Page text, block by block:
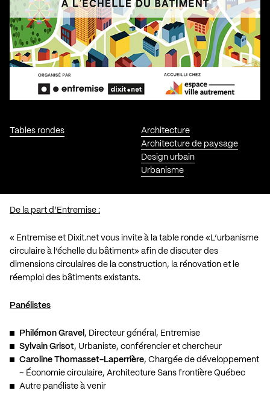
Tables rondes
Architecture
Architecture de paysage
Design urbain
Urbanisme
De la part d’Entremise :
« Entremise et Dixit.net vous invite à la table ronde «L’urbanisme
circulaire à l’échelle du bâtiment» afin de discuter des
dimensions circulaires de la construction, la rénovation et le
réemploi des bâtiments existants.
Panélistes
Philémon Gravel , Directeur général, Entremise
Sylvain Grisot, Urbaniste, conférencier et chercheur
Caroline Thomasset-Laperrière, Chargée de développement
– Économie circulaire, Architecture Sans frontière Québec
Autre panéliste à venir